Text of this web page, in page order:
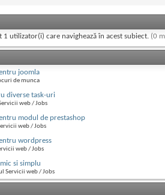
1 utilizator(i) care navighează în acest subiect. (0
joomla
de munca
diverse task-uri
web / Jobs
modul de prestashop
web / Jobs
wordpress
web / Jobs
si simplu
Servicii web / Jobs